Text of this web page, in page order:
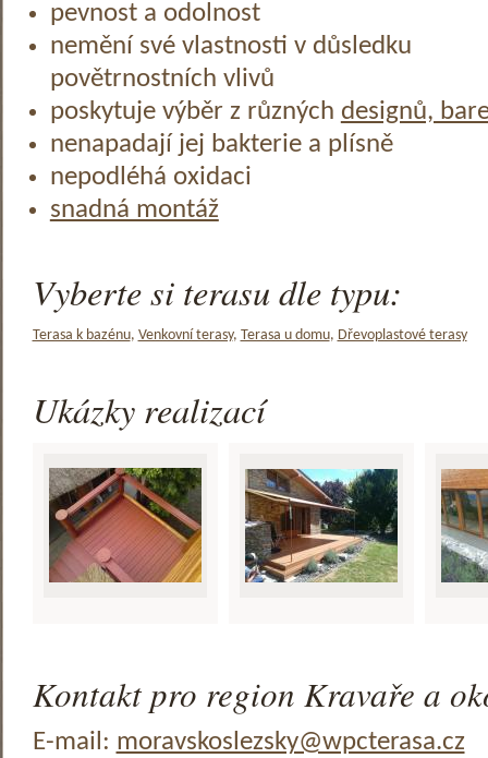
pevnost a odolnost
nemění své vlastnosti v důsledku
povětrnostních vlivů
poskytuje výběr z různých designů,
nenapadají jej bakterie a plísně
nepodléhá oxidaci
snadná montáž
Vyberte si terasu dle typu:
Terasa k bazénu, Venkovní terasy, Terasa u domu, Dřevoplastové terasy
Ukázky realizací
Kontakt pro region Kravaře a
E-mail: moravskoslezsky@wpcterasa.cz